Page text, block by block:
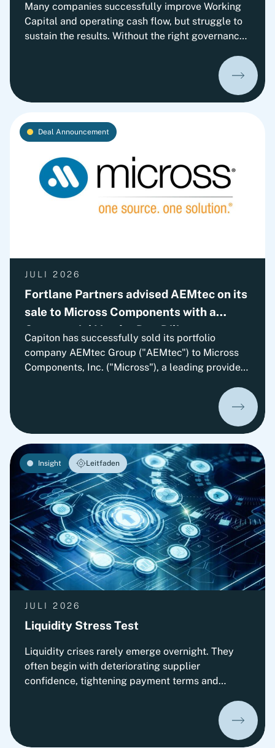
Many companies successfully improve Working
Capital and operating cash flow, but struggle to
sustain the results. Without the right governance,
performance gradually erodes. This playbook
key organizational elements required to embed
cash into everyday decision-making and
transform short-term improvements into
sustainable performance.
Deal Announcement
JULI 2026
Fortlane Partners advised AEMtec on its
sale to Micross Components with a
Commercial Vendor Due Diligence
Capiton has successfully sold its portfolio
company AEMtec Group ("AEMtec") to Micross
Components, Inc. ("Micross"), a leading provider
service solutions for aerospace, defense, space,
portfolio company of Behrman Capital. AEMtec is
the European go-to-partner for the most
advanced development and production of
complex opto- and microelectronic technology
solutions. The transaction is subject to approval
by the relevant authorities.
Insight Leitfaden
JULI 2026
Liquidity Stress Test
Liquidity crises rarely emerge overnight. They
often begin with deteriorating supplier
confidence, tightening payment terms and
significantly improve their ability to absorb